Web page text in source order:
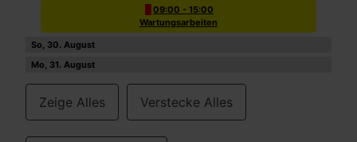
09:00 - 15:00
Wartungsarbeiten
30
31
Zeige Alles Verstecke Alles